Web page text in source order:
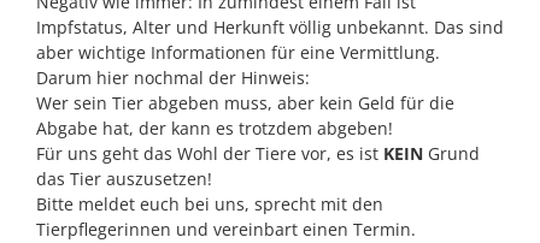
Impfstatus, Alter und Herkunft völlig unbekannt. Das sind
aber wichtige Informationen für eine Vermittlung.
Darum hier nochmal der Hinweis:
Wer sein Tier abgeben muss, aber kein Geld für die
Abgabe hat, der kann es trotzdem abgeben!
Für uns geht das Wohl der Tiere vor, es ist KEIN Grund
das Tier auszusetzen!
Bitte meldet euch bei uns, sprecht mit den
Tierpflegerinnen und vereinbart einen Termin.